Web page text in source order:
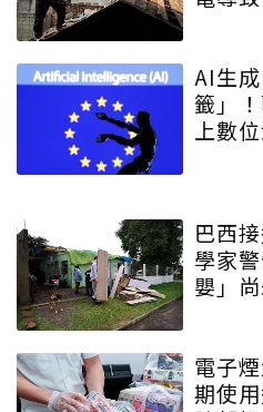
AI生
籤」
上數
巴西
學家
嬰」
電子
期使